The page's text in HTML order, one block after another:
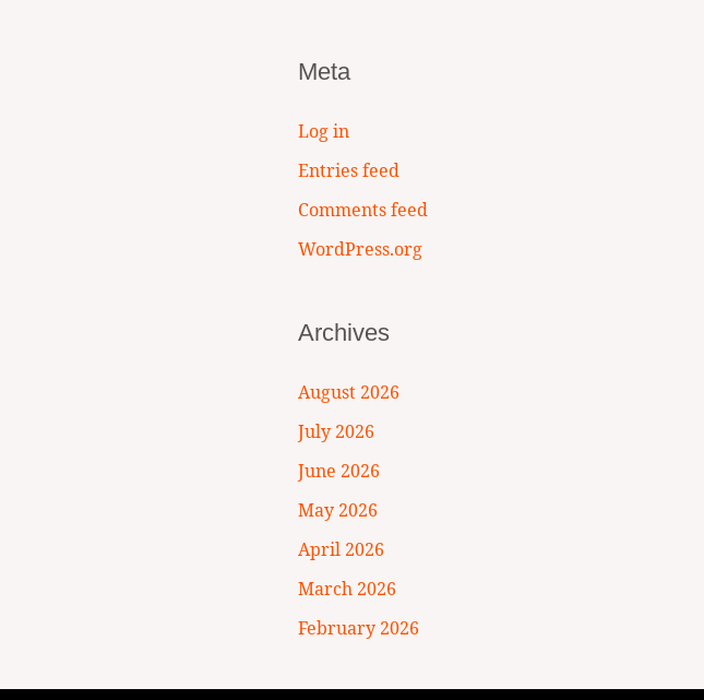
Meta
Log in
Entries feed
Comments feed
WordPress.org
Archives
August 2026
July 2026
June 2026
May 2026
April 2026
March 2026
February 2026